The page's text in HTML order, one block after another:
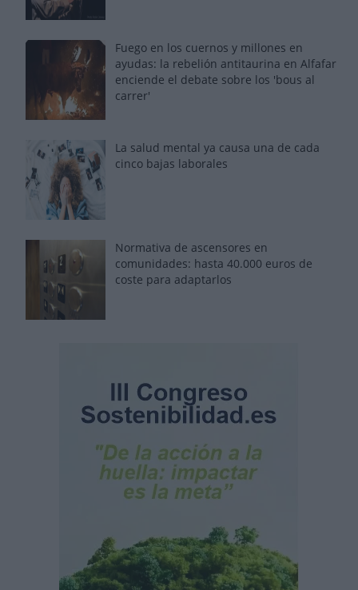
Fuego en los cuernos y millones en
ayudas: la rebelión antitaurina en Alfafar
enciende el debate sobre los 'bous al
carrer'
La salud mental ya causa una de cada
cinco bajas laborales
Normativa de ascensores en
comunidades: hasta 40.000 euros de
coste para adaptarlos